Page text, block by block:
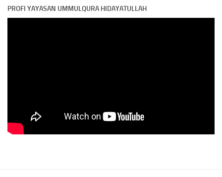
PROFI YAYASAN UMMULQURA HIDAYATULLAH